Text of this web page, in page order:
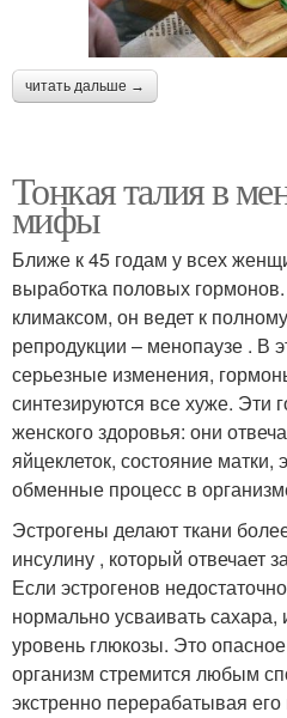
читать дальше →
Тонкая талия в
мифы
Ближе к 45 годам у всех
выработка половых
климаксом, он ведет к
репродукции – менопаузе . В
серьезные изменения,
синтезируются все хуже.
женского здоровья: они
яйцеклеток, состояние матки,
обменные процесс в
Эстрогены делают ткани
инсулину , который отвечает
Если эстрогенов
нормально усваивать
уровень глюкозы. Это
организм стремится любым
экстренно перерабатывая